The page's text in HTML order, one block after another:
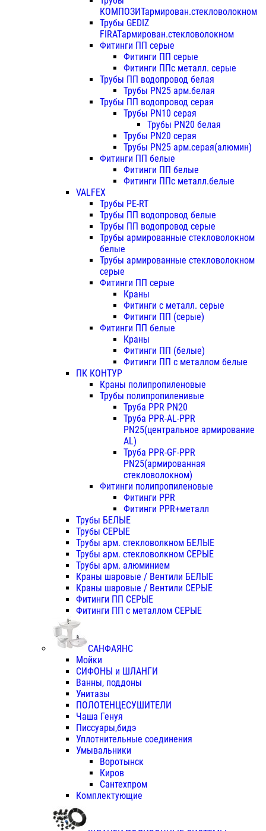
КОМПОЗИТармирован.стекловолокном
Трубы GEDIZ
FIRATармирован.стекловолокном
Фитинги ПП серые
Фитинги ПП серые
Фитинги ППс металл. серые
Трубы ПП водопровод белая
Трубы PN25 арм.белая
Трубы ПП водопровод серая
Трубы PN10 серая
Трубы PN20 белая
Трубы PN20 серая
Трубы PN25 арм.серая(алюмин)
Фитинги ПП белые
Фитинги ПП белые
Фитинги ППс металл.белые
VALFEX
Трубы PE-RT
Трубы ПП водопровод белые
Трубы ПП водопровод серые
Трубы армированные стекловолокном
белые
Трубы армированные стекловолокном
серые
Фитинги ПП серые
Краны
Фитинги с металл. серые
Фитинги ПП (серые)
Фитинги ПП белые
Краны
Фитинги ПП (белые)
Фитинги ПП с металлом белые
ПК КОНТУР
Краны полипропиленовые
Трубы полипропиленивые
Труба PPR PN20
Труба PPR-AL-PPR
PN25(центральное армирование
AL)
Труба PPR-GF-PPR
PN25(армированная
стекловолокном)
Фитинги полипропиленовые
Фитинги PPR
Фитинги PPR+металл
Трубы БЕЛЫЕ
Трубы СЕРЫЕ
Трубы арм. стекловолкном БЕЛЫЕ
Трубы арм. стекловолкном СЕРЫЕ
Трубы арм. алюминием
Краны шаровые / Вентили БЕЛЫЕ
Краны шаровые / Вентили СЕРЫЕ
Фитинги ПП СЕРЫЕ
Фитинги ПП с металлом СЕРЫЕ
САНФАЯНС
Мойки
СИФОНЫ и ШЛАНГИ
Ванны, поддоны
Унитазы
ПОЛОТЕНЦЕСУШИТЕЛИ
Чаша Генуя
Писсуары,бидэ
Уплотнительные соединения
Умывальники
Воротынск
Киров
Сантехпром
Комплектующие